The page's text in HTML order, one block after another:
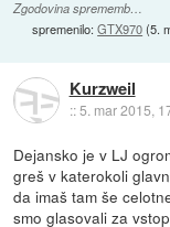
Zgodovina sprememb…
spremenilo:GTX970(5.
Kurzweil
::5. mar 2015,
Dejansko je v LJ
greš v katerokoli
da imaš tam še
smo glasovali za